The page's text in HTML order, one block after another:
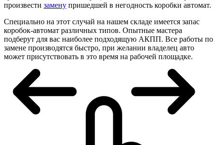
произвести замену пришедшей в негодность коробки автомат.
Специально на этот случай на нашем складе имеется запас
коробок-автомат различных типов. Опытные мастера
подберут для вас наиболее подходящую АКПП. Все работы по
замене производятся быстро, при желании владелец авто
может присутствовать в это время на рабочей площадке.